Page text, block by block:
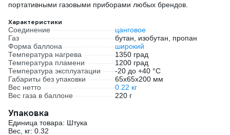
портативными газовыми приборами любых брендов.
Характеристики
Соединение
цанговое
Газ
бутан, изобутан, пропан
Форма баллона
широкий
Температура нагрева
1350 град
Температура пламени
1200 град
Температура эксплуатации
-20 до +40 °С
Габариты без упаковки
65х65х200 мм
Вес нетто
0.22 кг
Вес газа в баллоне
220 г
Упаковка
Единица товара: Штука
Вес, кг: 0.32